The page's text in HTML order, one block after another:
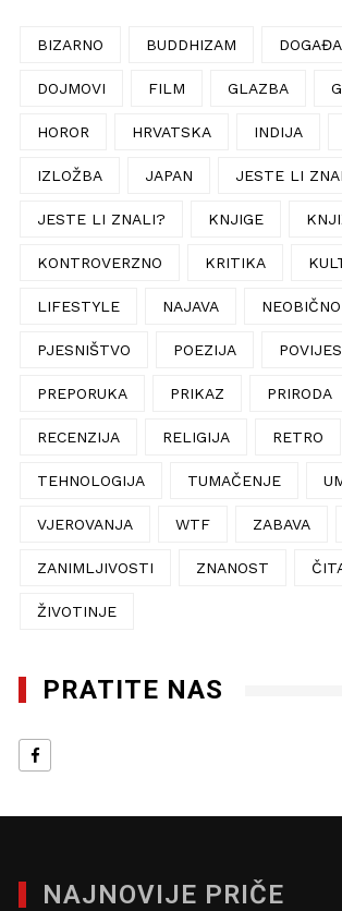
BIZARNO BUDDHIZAM
DOJMOVI FILM GLAZBA
HOROR HRVATSKA INDIJA
IZLOŽBA JAPAN JESTE LI
JESTE LI ZNALI? KNJIGE
KONTROVERZNO KRITIKA
LIFESTYLE NAJAVA NEOBIČNO
PJESNIŠTVO POEZIJA
PREPORUKA PRIKAZ PRIRODA
RECENZIJA RELIGIJA RETRO
TEHNOLOGIJA TUMAČENJE
VJEROVANJA WTF ZABAVA
ZANIMLJIVOSTI ZNANOST
ŽIVOTINJE
PRATITE NAS
NAJNOVIJE PRIČE